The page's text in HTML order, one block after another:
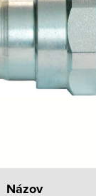
Názov